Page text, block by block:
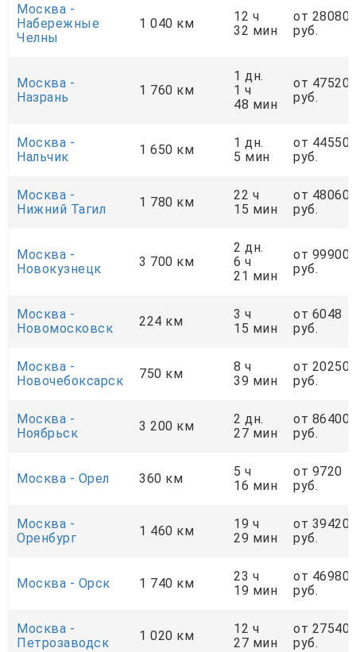
Москва -
Набережные
Челны
1 040 км
12 ч
32 мин
от 28080
руб.
Москва -
Назрань
1 760 км
1 дн.
1 ч
48 мин
от 47520
руб.
Москва -
Нальчик
1 650 км
1 дн.
5 мин
от 44550
руб.
Москва -
Нижний Тагил
1 780 км
22 ч
15 мин
от 48060
руб.
Москва -
Новокузнецк
3 700 км
2 дн.
6 ч
21 мин
от 99900
руб.
Москва -
Новомосковск
224 км
3 ч
15 мин
от 6048
руб.
Москва -
Новочебоксарск
750 км
8 ч
39 мин
от 20250
руб.
Москва -
Ноябрьск
3 200 км
2 дн.
27 мин
от 86400
руб.
Москва - Орел 360 км
5 ч
16 мин
от 9720
руб.
Москва -
Оренбург
1 460 км
19 ч
29 мин
от 39420
руб.
Москва - Орск 1 740 км
23 ч
19 мин
от 46980
руб.
Москва -
Петрозаводск
1 020 км
12 ч
27 мин
от 27540
руб.